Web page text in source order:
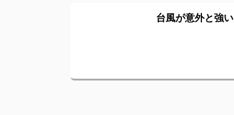
台風が意外と強い